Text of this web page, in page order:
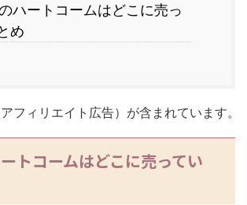
ハートコームはどこに売っ
め
フィリエイト広告）が含まれています。
トコームはどこに売ってい